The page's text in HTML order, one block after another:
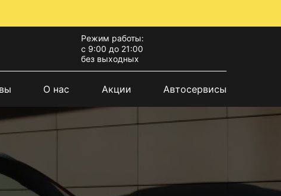
Режим работы:
с 9:00 до 21:00
без выходных
О нас Акции Автосервисы